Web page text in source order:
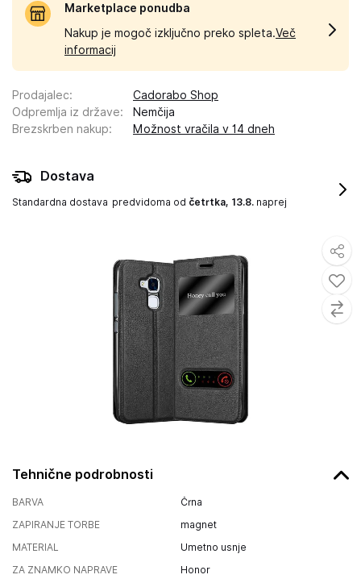
Tehnične podrobnosti
BARVA
Črna
ZAPIRANJE TORBE
magnet
MATERIAL
Umetno usnje
ZA ZNAMKO NAPRAVE
Honor
Marketplace ponudba
Nakup je mogoč izključno preko spleta.Več
informacij
Prodajalec:
Cadorabo Shop
Odpremlja iz države:
Nemčija
Brezskrben nakup: Možnost vračila v 14 dneh
Dostava
Standardna dostava predvidoma od četrtka, 13.8. naprej